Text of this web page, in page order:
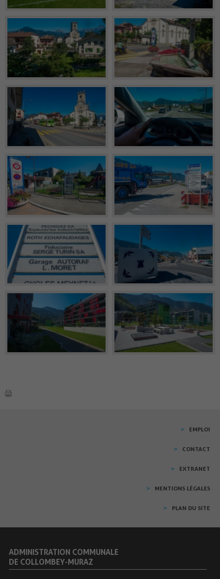
EMPLOI
CONTACT
EXTRANET
MENTIONS LÉGALES
PLAN DU SITE
ADMINISTRATION COMMUNALE
DE COLLOMBEY-MURAZ